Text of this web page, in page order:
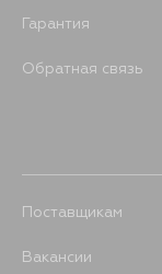
Гарантия
Обратная связь
Поставщикам
Вакансии